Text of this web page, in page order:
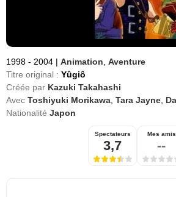
1998 - 2004 | Animation Aventure
Titre original : Yûgiô
Créée par Kazuki Takahashi
Avec Toshiyuki Morikawa Tara Jayne
Nationalité Japon
Spectateurs
3,7
Mes amis
--